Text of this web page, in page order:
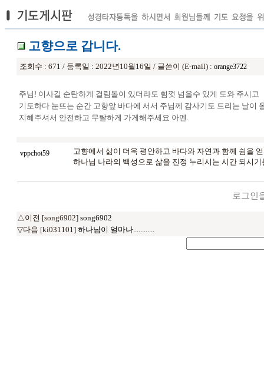
고향으로 갑니다.
조회수 : 671 / 등록일 : 2022년10월16일 / 글쓴이 (E-mail) : orange3722
주님! 이사길 순탄하게 걸림돌이 있더라도 힘껏 넘을수 있게 도와 주시고
기도하다 눈뜨는 순간 고향앞 바다에 서서 주님께 감사기도 드리는 날
지혜주셔서 안전하고 무탈하게 가게해주세요 아멘.
vppchoi59
고향에서 삶이 더욱 평안하고 바다와 자연과 함께 쉼을
하나님 나라의 백성으로 삶을 진정 누리시는 시간 되시기
로그인
△이전 [song6902] song6902
▽다음 [ki031101] 하나님이 얼마나............